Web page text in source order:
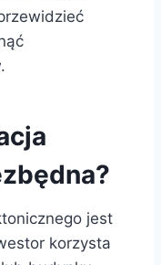
jest
korzysta